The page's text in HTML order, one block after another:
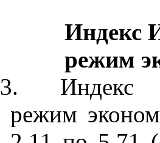
Индекс
режим
3. Индекс
режим